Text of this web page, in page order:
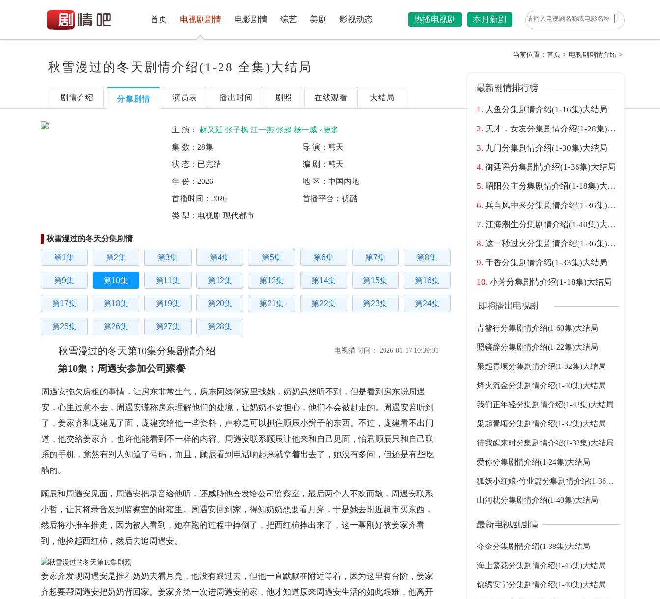
首页 电视剧剧情 电影剧情 综艺 美剧 影视动态 本月新剧
热播电视剧
秋雪漫过的冬天剧情介绍(1-28 全集)大结局
剧情介绍 分集剧情 演员表 播出时间 剧照 在线观看 大结局
当前位置： 首页 > 电视剧剧情介绍 >
主 演： 赵又廷 张子枫 江一燕 张超 杨一威 »更多
集 数： 28集 导 演：韩天
状 态： 已完结 编 剧：韩天
年 份： 2026 地 区： 中国内地
首播时间： 2026 首播平台：优酷
类 型： 电视剧 现代都市
秋雪漫过的冬天分集剧情
第1集 第2集 第3集 第4集 第5集 第6集 第7集 第8集
第9集 第10集 第11集 第12集 第13集 第14集 第15集 第16集
第17集 第18集 第19集 第20集 第21集 第22集 第23集 第24集
第25集 第26集 第27集 第28集
电视猫 时间： 2026-01-17 10:39:31
秋雪漫过的冬天第10集分集剧情介绍
第10集：周遇安参加公司聚餐
周遇安拖欠房租的事情，让房东非常生气，房东阿姨倒家里找她，奶奶虽然听不到，但是看到房东说周遇
安，心里过意不去，周遇安谎称房东理解他们的处境，让奶奶不要担心，他们不会被赶走的。周遇安监听到
了，姜家齐和庞建见了面，庞建交给他一些资料，声称是可以抓住顾辰小辫子的东西。不过，庞建看不出门
道，他交给姜家齐，也许他能看到不一样的内容。周遇安联系顾辰让他来和自己见面，怡君顾辰只和自己联
系的手机，竟然有别人知道了号码，而且，顾辰看到电话响起来就拿着出去了，她没有多问，但还是有些吃
醋的。
顾辰和周遇安见面，周遇安把录音给他听，还威胁他会发给公司监察室，最后两个人不欢而散，周遇安联系
小哲，让其将录音发到监察室的邮箱里。周遇安回到家，得知奶奶想要看月亮，于是她去附近超市买东西，
然后将小推车推走，因为被人看到，她在跑的过程中摔倒了，把西红柿摔出来了，这一幕刚好被姜家齐看
到，他捡起西红柿，然后去追周遇安。
姜家齐发现周遇安是推着奶奶去看月亮，他没有跟过去，但他一直默默在附近等着，因为这里有台阶，姜家
齐想要帮周遇安把奶奶背回家。姜家齐第一次进周遇安的家，他才知道原来周遇安生活的如此艰难，他离开
人鱼分集剧情介绍(1-16集)大结局
天才，女友分集剧情介绍(1-28集)大结局
九门分集剧情介绍(1-30集)大结局
御廷谣分集剧情介绍(1-36集)大结局
昭阳公主分集剧情介绍(1-18集)大结局
兵自风中来分集剧情介绍(1-36集)大结局
江海潮生分集剧情介绍(1-40集)大结局
这一秒过火分集剧情介绍(1-36集)大结局
千香分集剧情介绍(1-33集)大结局
小芳分集剧情介绍(1-18集)大结局
青簪行分集剧情介绍(1-60集)大结局
照镜辞分集剧情介绍(1-22集)大结局
枭起青壤分集剧情介绍(1-32集)大结局
烽火流金分集剧情介绍(1-40集)大结局
我们正年轻分集剧情介绍(1-42集)大结局
枭起青壤分集剧情介绍(1-32集)大结局
待我醒来时分集剧情介绍(1-32集)大结局
爱你分集剧情介绍(1-24集)大结局
狐妖小红娘·竹业篇分集剧情介绍(1-36集)大结局
山河枕分集剧情介绍(1-40集)大结局
夺金分集剧情介绍(1-38集)大结局
海上繁花分集剧情介绍(1-45集)大结局
锦绣安宁分集剧情介绍(1-40集)大结局